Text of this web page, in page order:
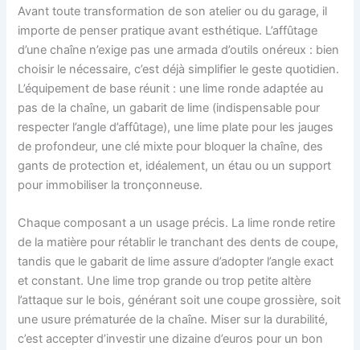
Avant toute transformation de son atelier ou du garage, il
importe de penser pratique avant esthétique. L’affûtage
d’une chaîne n’exige pas une armada d’outils onéreux : bien
choisir le nécessaire, c’est déjà simplifier le geste quotidien.
L’équipement de base réunit : une lime ronde adaptée au
pas de la chaîne, un gabarit de lime (indispensable pour
respecter l’angle d’affûtage), une lime plate pour les jauges
de profondeur, une clé mixte pour bloquer la chaîne, des
gants de protection et, idéalement, un étau ou un support
pour immobiliser la tronçonneuse.
Chaque composant a un usage précis. La lime ronde retire
de la matière pour rétablir le tranchant des dents de coupe,
tandis que le gabarit de lime assure d’adopter l’angle exact
et constant. Une lime trop grande ou trop petite altère
l’attaque sur le bois, générant soit une coupe grossière, soit
une usure prématurée de la chaîne. Miser sur la durabilité,
c’est accepter d’investir une dizaine d’euros pour un bon